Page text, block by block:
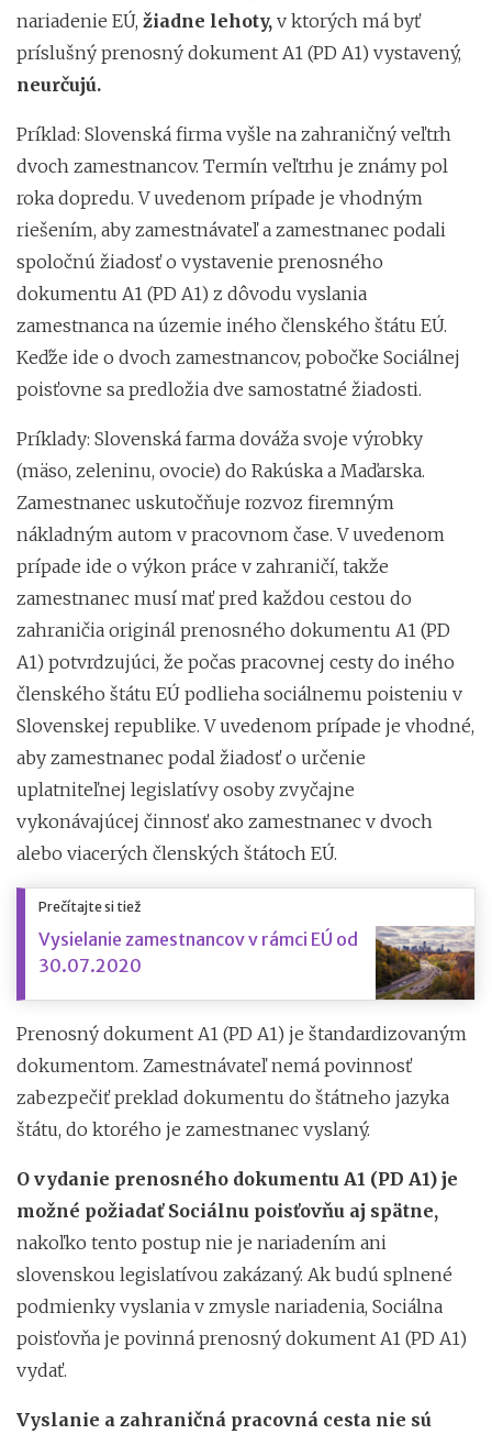
nariadenie EÚ, žiadne lehoty, v ktorých má byť
príslušný prenosný dokument A1 (PD A1) vystavený,
neurčujú.
Príklad: Slovenská firma vyšle na zahraničný veľtrh
dvoch zamestnancov. Termín veľtrhu je známy pol
roka dopredu. V uvedenom prípade je vhodným
riešením, aby zamestnávateľ a zamestnanec podali
spoločnú žiadosť o vystavenie prenosného
dokumentu A1 (PD A1) z dôvodu vyslania
zamestnanca na územie iného členského štátu EÚ.
Keďže ide o dvoch zamestnancov, pobočke Sociálnej
poisťovne sa predložia dve samostatné žiadosti.
Príklady: Slovenská farma dováža svoje výrobky
(mäso, zeleninu, ovocie) do Rakúska a Maďarska.
Zamestnanec uskutočňuje rozvoz firemným
nákladným autom v pracovnom čase. V uvedenom
prípade ide o výkon práce v zahraničí, takže
zamestnanec musí mať pred každou cestou do
zahraničia originál prenosného dokumentu A1 (PD
A1) potvrdzujúci, že počas pracovnej cesty do iného
členského štátu EÚ podlieha sociálnemu poisteniu v
Slovenskej republike. V uvedenom prípade je vhodné,
aby zamestnanec podal žiadosť o určenie
uplatniteľnej legislatívy osoby zvyčajne
vykonávajúcej činnosť ako zamestnanec v dvoch
alebo viacerých členských štátoch EÚ.
Prečítajte si tiež
Vysielanie zamestnancov v rámci EÚ od
30.07.2020
Prenosný dokument A1 (PD A1) je štandardizovaným
dokumentom. Zamestnávateľ nemá povinnosť
zabezpečiť preklad dokumentu do štátneho jazyka
štátu, do ktorého je zamestnanec vyslaný.
O vydanie prenosného dokumentu A1 (PD A1) je
možné požiadať Sociálnu poisťovňu aj spätne,
nakoľko tento postup nie je nariadením ani
slovenskou legislatívou zakázaný. Ak budú splnené
podmienky vyslania v zmysle nariadenia, Sociálna
poisťovňa je povinná prenosný dokument A1 (PD A1)
vydať.
Vyslanie a zahraničná pracovná cesta nie sú